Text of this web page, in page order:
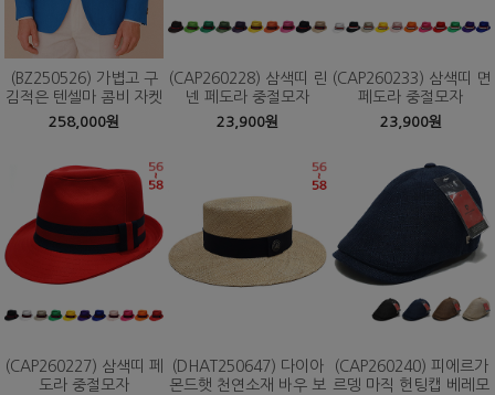
(BZ250526) 가볍고 구
김적은 텐셀마 콤비 자켓
258,000원
(CAP260228) 삼색띠 린
넨 페도라 중절모자
23,900원
(CAP260233) 삼색띠 면
페도라 중절모자
23,900원
(CAP260227) 삼색띠 페
도라 중절모자
(DHAT250647) 다이아
몬드햇 천연소재 바우 보
(CAP260240) 피에르가
르뎅 마직 헌팅캡 베레모